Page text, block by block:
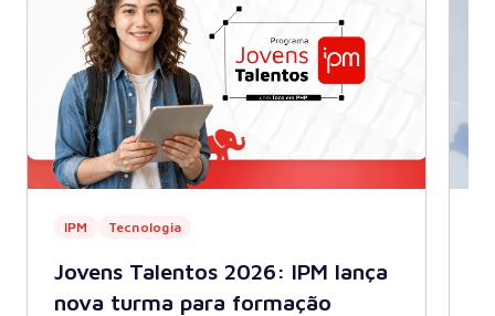
IPM Tecnologia
Jovens Talentos 2026: IPM lança
nova turma para formação